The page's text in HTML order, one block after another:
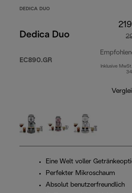
DEDICA DUO
Dedica Duo
EC890.GR
Inklusive
Eine Welt voller
Perfekter Mikroschaum
Absolut benutzerfreundlich